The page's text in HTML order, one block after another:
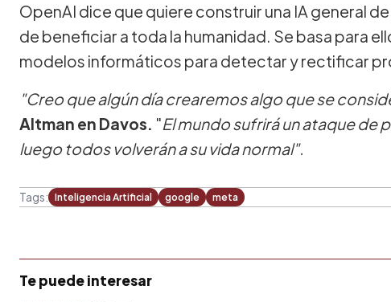
OpenAI dice que quiere construir una IA general
de beneficiar a toda la humanidad. Se basa para
modelos informáticos para detectar y rectificar
"Creo que algún día crearemos algo que se
Altman en Davos. "El mundo sufrirá un ataque de
luego todos volverán a su vida normal".
Tags: Inteligencia Artificial google meta
Te puede interesar